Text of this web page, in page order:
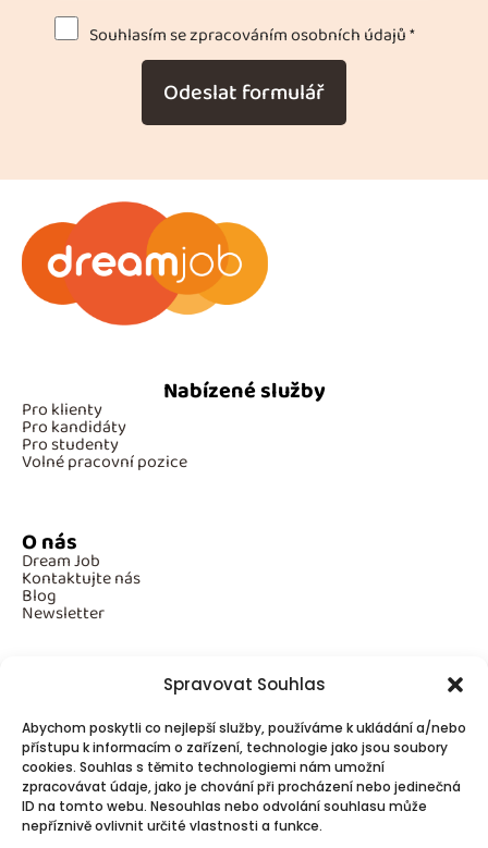
Spravovat Souhlas
Abychom poskytli co nejlepší služby, používáme k ukládání a/nebo
přístupu k informacím o zařízení, technologie jako jsou soubory
cookies. Souhlas s těmito technologiemi nám umožní
zpracovávat údaje, jako je chování při procházení nebo jedinečná
ID na tomto webu. Nesouhlas nebo odvolání souhlasu může
nepříznivě ovlivnit určité vlastnosti a funkce.
Souhlasím se zpracováním osobních údajů *
Odeslat formulář
Nabízené služby
Pro klienty
Pro kandidáty
Pro studenty
Volné pracovní pozice
O nás
Dream Job
Kontaktujte nás
Blog
Newsletter
Povinné informace
GDPR
Cookies
Spojte se s námi!